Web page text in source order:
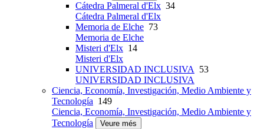
Cátedra Palmeral d'Elx 34
Cátedra Palmeral d'Elx
Memoria de Elche 73
Memoria de Elche
Misteri d'Elx 14
Misteri d'Elx
UNIVERSIDAD INCLUSIVA 53
UNIVERSIDAD INCLUSIVA
Ciencia, Economía, Investigación, Medio Ambiente y
Tecnología 149
Ciencia, Economía, Investigación, Medio Ambiente y
Tecnología
Veure més